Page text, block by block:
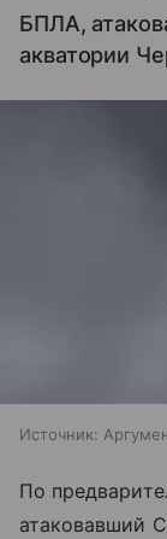
БПЛА,
акватории
Источник:
По
атаковавший